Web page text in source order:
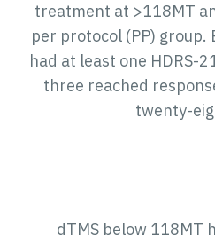
treatment at >118MT
per protocol (PP) group.
had at least one HDRS-
three reached
twenty-
dTMS below 118MT